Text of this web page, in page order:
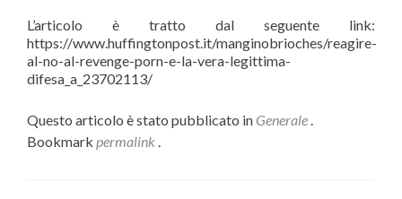
L’articolo è tratto dal seguente link:
https://www.huffingtonpost.it/manginobrioches/reagire-
al-no-al-revenge-porn-e-la-vera-legittima-
difesa_a_23702113/
Questo articolo è stato pubblicato in Generale .
Bookmark permalink .